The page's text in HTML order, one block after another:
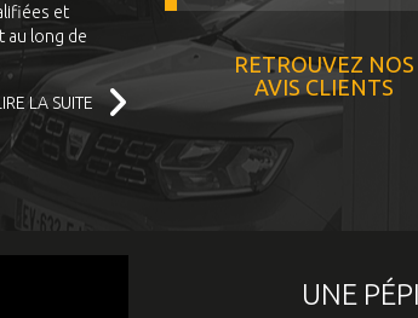
et
au long de
LA SUITE
RETROUVEZ NOS
AVIS CLIENTS
UNE